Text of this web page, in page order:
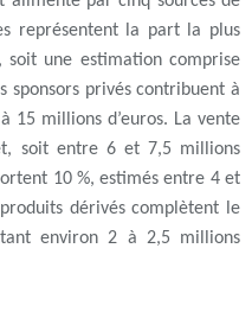
représentent la part la plus
soit une estimation comprise
sponsors privés contribuent à
15 millions d’euros. La vente
soit entre 6 et 7,5 millions
10 %, estimés entre 4 et
dérivés complètent le
environ 2 à 2,5 millions